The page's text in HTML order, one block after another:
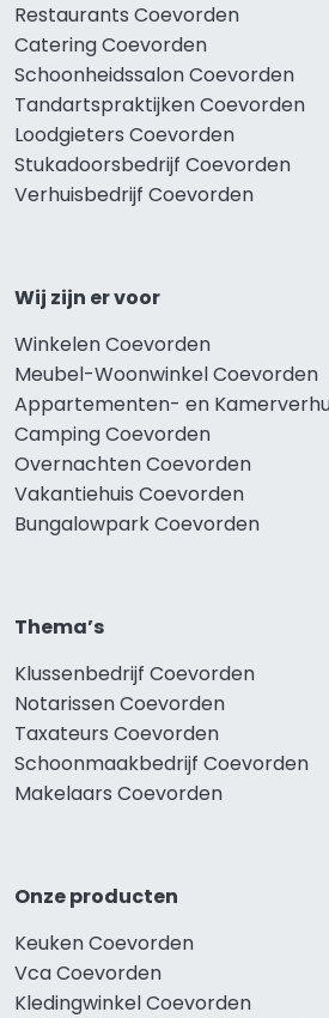
Restaurants Coevorden
Catering Coevorden
Schoonheidssalon Coevorden
Tandartspraktijken Coevorden
Loodgieters Coevorden
Stukadoorsbedrijf Coevorden
Verhuisbedrijf Coevorden
Wij zijn er voor
Winkelen Coevorden
Meubel-Woonwinkel Coevorden
Appartementen- en
Camping Coevorden
Overnachten Coevorden
Vakantiehuis Coevorden
Bungalowpark Coevorden
Thema’s
Klussenbedrijf Coevorden
Notarissen Coevorden
Taxateurs Coevorden
Schoonmaakbedrijf Coevorden
Makelaars Coevorden
Onze producten
Keuken Coevorden
Vca Coevorden
Kledingwinkel Coevorden